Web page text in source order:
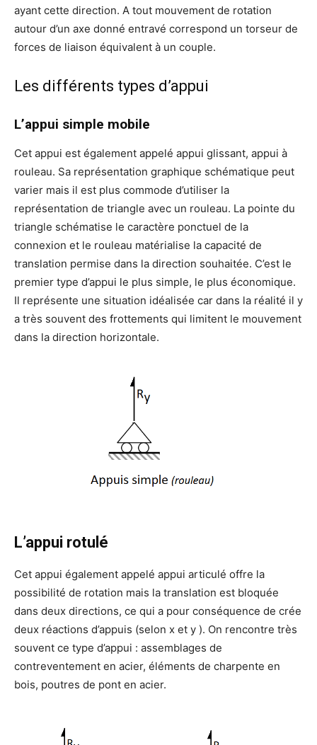
ayant cette direction. A tout mouvement de rotation
autour d’un axe donné entravé correspond un torseur de
forces de liaison équivalent à un couple.
Les différents types d’appui
L’appui simple mobile
Cet appui est également appelé appui glissant, appui à
rouleau. Sa représentation graphique schématique peut
varier mais il est plus commode d’utiliser la
représentation de triangle avec un rouleau. La pointe du
triangle schématise le caractère ponctuel de la
connexion et le rouleau matérialise la capacité de
translation permise dans la direction souhaitée. C’est le
premier type d’appui le plus simple, le plus économique.
Il représente une situation idéalisée car dans la réalité il y
a très souvent des frottements qui limitent le mouvement
dans la direction horizontale.
L’appui rotulé
Cet appui également appelé appui articulé offre la
possibilité de rotation mais la translation est bloquée
dans deux directions, ce qui a pour conséquence de crée
deux réactions d’appuis (selon x et y ). On rencontre très
souvent ce type d’appui : assemblages de
contreventement en acier, éléments de charpente en
bois, poutres de pont en acier.